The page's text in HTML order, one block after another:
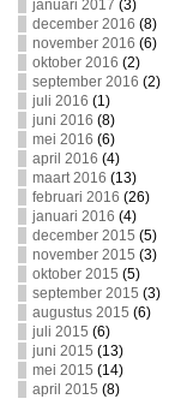
januari 2017 (3)
december 2016 (8)
november 2016 (6)
oktober 2016 (2)
september 2016 (2)
juli 2016 (1)
juni 2016 (8)
mei 2016 (6)
april 2016 (4)
maart 2016 (13)
februari 2016 (26)
januari 2016 (4)
december 2015 (5)
november 2015 (3)
oktober 2015 (5)
september 2015 (3)
augustus 2015 (6)
juli 2015 (6)
juni 2015 (13)
mei 2015 (14)
april 2015 (8)